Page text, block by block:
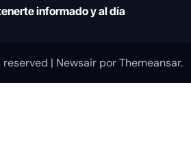
informado y al día
| Newsair porThemeansar.